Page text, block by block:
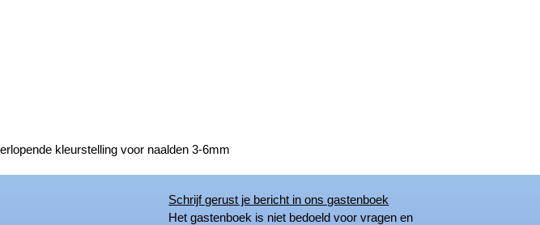
kleurstelling voor naalden 3-6mm
Schrijf gerust je bericht in ons gastenboek
Het gastenboek is niet bedoeld voor vragen en